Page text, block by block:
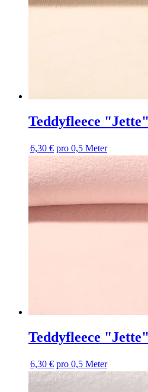
Teddyfleece
6,30 € pro 0,5 Meter
Teddyfleece
6,30 € pro 0,5 Meter